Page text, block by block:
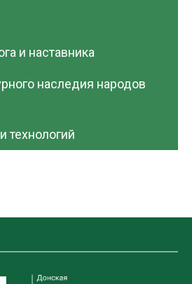
и наставника
наследия народов
технологий